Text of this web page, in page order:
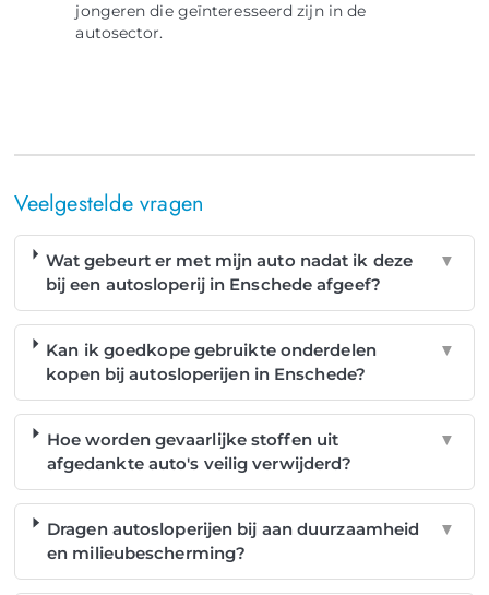
jongeren die geïnteresseerd zijn in de
autosector.
Veelgestelde vragen
Wat gebeurt er met mijn auto nadat ik deze
bij een autosloperij in Enschede afgeef?
▼
Kan ik goedkope gebruikte onderdelen
kopen bij autosloperijen in Enschede?
▼
Hoe worden gevaarlijke stoffen uit
afgedankte auto's veilig verwijderd?
▼
Dragen autosloperijen bij aan duurzaamheid
en milieubescherming?
▼